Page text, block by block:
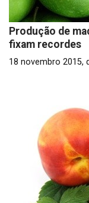
Produção de
fixam recordes
18 novembro 2015,